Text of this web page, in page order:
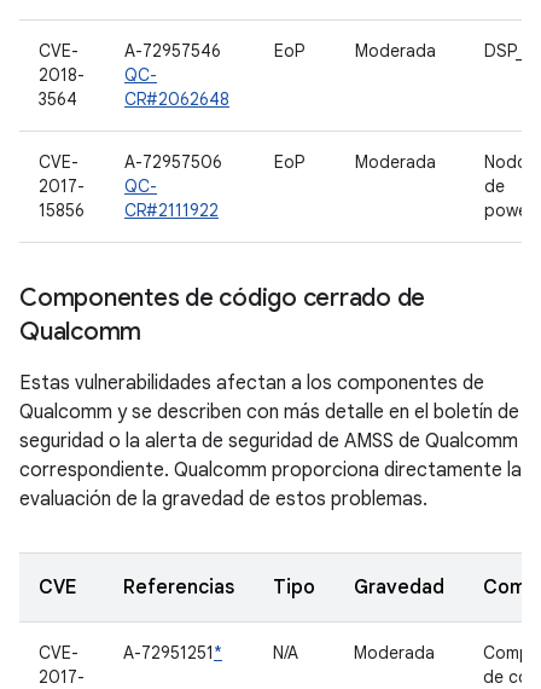
CVE-
2018-
3564
A-72957546
QC-
CR#2062648
EoP Moderada
CVE-
2017-
15856
A-72957506
QC-
CR#2111922
EoP Moderada
Nodo
de
Componentes de código cerrado de
Qualcomm
Estas vulnerabilidades afectan a los componentes de
Qualcomm y se describen con más detalle en el boletín de
seguridad o la alerta de seguridad de AMSS de Qualcomm
correspondiente. Qualcomm proporciona directamente la
evaluación de la gravedad de estos problemas.
CVE Referencias Tipo Gravedad
CVE-
2017-
A-72951251* N/A Moderada
de